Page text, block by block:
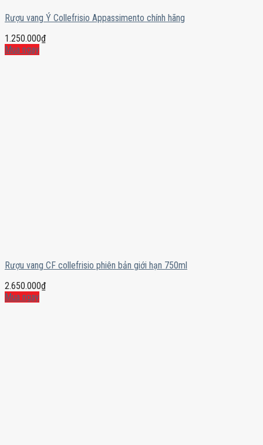
Rượu vang Ý Collefrisio Appassimento chính hãng
1.250.000₫
Mua ngay
Rượu vang CF collefrisio phiên bản giới hạn 750ml
2.650.000₫
Mua ngay